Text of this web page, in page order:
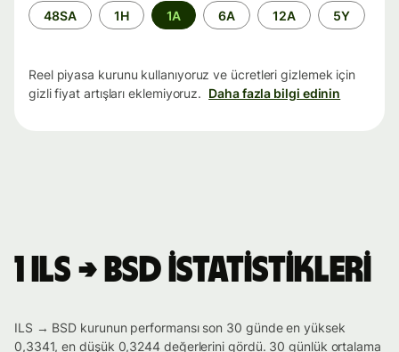
Zaman
aralığı
48SA 1H 1A 6A 12A 5Y
Reel piyasa kurunu kullanıyoruz ve ücretleri gizlemek için
gizli fiyat artışları eklemiyoruz. Daha fazla bilgi edinin
1 ILS → BSD istatistikleri
ILS → BSD kurunun performansı son 30 günde en yüksek
0,3341, en düşük 0,3244 değerlerini gördü. 30 günlük ortalama